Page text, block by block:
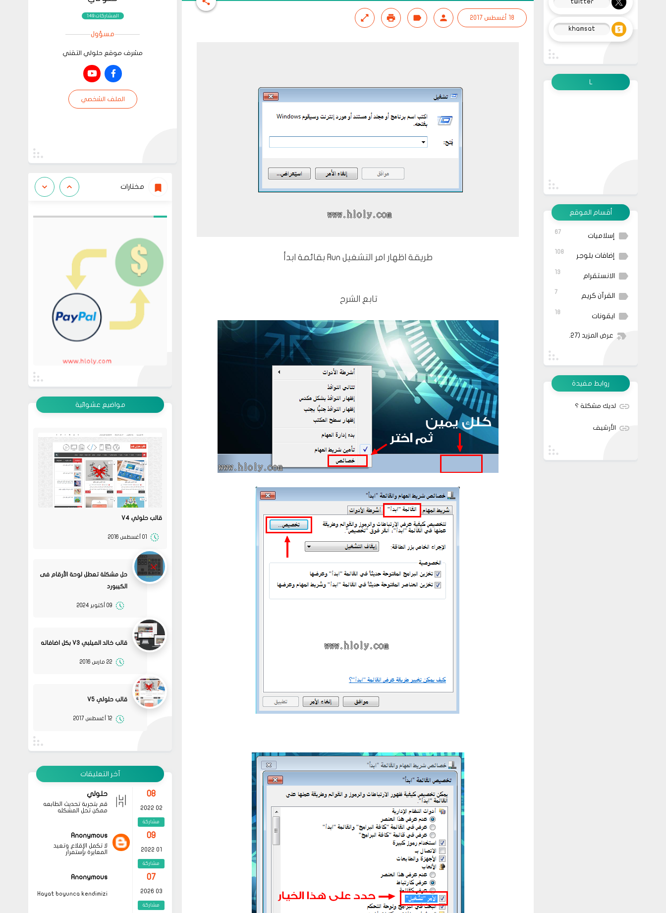
18 أغسطس 2017
طريقة اظهار امر التشغيل Run بقائمة ابدأ
تابع الشرح
twitter
khamsat
L
أقسام الموقع
إسلاميات 67
إضافات بلوجر 108
الانستقرام 13
القرآن كريم 7
ايقونات 18
عرض المزيد (27)
روابط مفيدة
لديك مشكلة ؟
الأرشيف
المشاركات:149
مسؤول
مشرف موقع حلولي التقني
الملف الشخصي
مختارات
مواضيع عشوائية
قالب حلولي V4
01 أغسطس 2016
حل مشكلة تعطل لوحة الأرقام فى
الكيبورد
09 أكتوبر 2024
قالب خالد الميلبي V3 بكل اضافاته
22 مارس 2016
قالب حلولي V5
12 أغسطس 2017
آخر التعليقات
07
03 2026
مشاركة
Anonymous
Hayat boyunca kendimizi
11 2022
مشاركة
08
جرب الطريقتين ممكن تحل
أو عمل إعادة ضبط المصنع
02 2022
حلولي
قم بتجربة تحديث الطابعه
08
02 2022
مشاركة
حلولي
قم بتجربة تحديث الطابعه
ممكن تحل المشكله
09
01 2022
مشاركة
Anonymous
لا تكمل الإقلاع وتعيد
المعايرة بإستمرار